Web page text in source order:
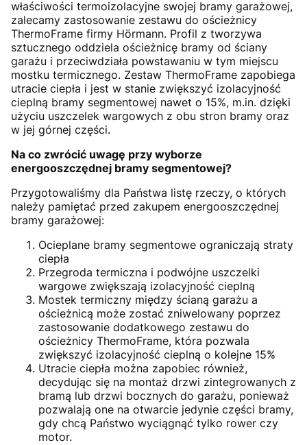
właściwości termoizolacyjne swojej bramy garażowej,
zalecamy zastosowanie zestawu do ościeżnicy
ThermoFrame firmy Hörmann. Profil z tworzywa
sztucznego oddziela ościeżnicę bramy od ściany
garażu i przeciwdziała powstawaniu w tym miejscu
mostku termicznego. Zestaw ThermoFrame zapobiega
utracie ciepła i jest w stanie zwiększyć izolacyjność
cieplną bramy segmentowej nawet o 15%, m.in. dzięki
użyciu uszczelek wargowych z obu stron bramy oraz
w jej górnej części.
Na co zwrócić uwagę przy wyborze
energooszczędnej bramy segmentowej?
Przygotowaliśmy dla Państwa listę rzeczy, o których
należy pamiętać przed zakupem energooszczędnej
bramy garażowej:
Ocieplane bramy segmentowe ograniczają straty
ciepła
Przegroda termiczna i podwójne uszczelki
wargowe zwiększają izolacyjność cieplną
Mostek termiczny między ścianą garażu a
ościeżnicą może zostać zniwelowany poprzez
zastosowanie dodatkowego zestawu do
ościeżnicy ThermoFrame, która pozwala
zwiększyć izolacyjność cieplną o kolejne 15%
Utracie ciepła można zapobiec również,
decydując się na montaż drzwi zintegrowanych z
bramą lub drzwi bocznych do garażu, ponieważ
pozwalają one na otwarcie jedynie części bramy,
gdy chcą Państwo wyciągnąć tylko rower czy
motor.